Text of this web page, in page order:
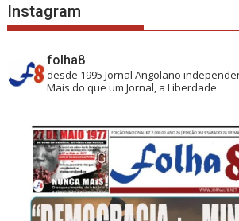
Instagram
folha8
desde 1995 Jornal Angolano
Mais do que um Jornal, a Liberdade.